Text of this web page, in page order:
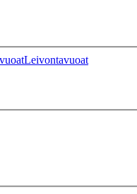
Leivontavuoat